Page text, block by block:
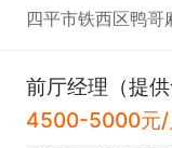
四平市铁西区鸭哥
前厅经理（提
4500-5000元/